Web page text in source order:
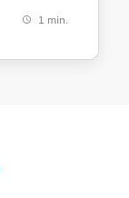
1 min.